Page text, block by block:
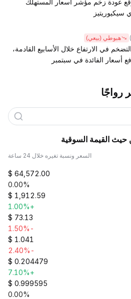
عودة زخم مؤشر أسعار المستهلك
هبوطي (بيعي)
في الارتفاع خلال الأسابيع القادمة،
رواجًا
حيث القيمة السوقية
السعر ونسبة تغيره خلال 24 ساعة
$ 64,572.00
0.00%
$ 1,912.59
+1.00%
$ 73.13
-1.50%
$ 1.041
-2.40%
$ 0.204479
+7.10%
$ 0.999595
0.00%